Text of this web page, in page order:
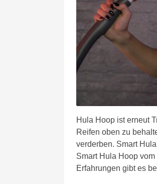
Hula Hoop ist erneut
Reifen oben zu
verderben. Smart
Smart Hula Hoop
Erfahrungen gibt es